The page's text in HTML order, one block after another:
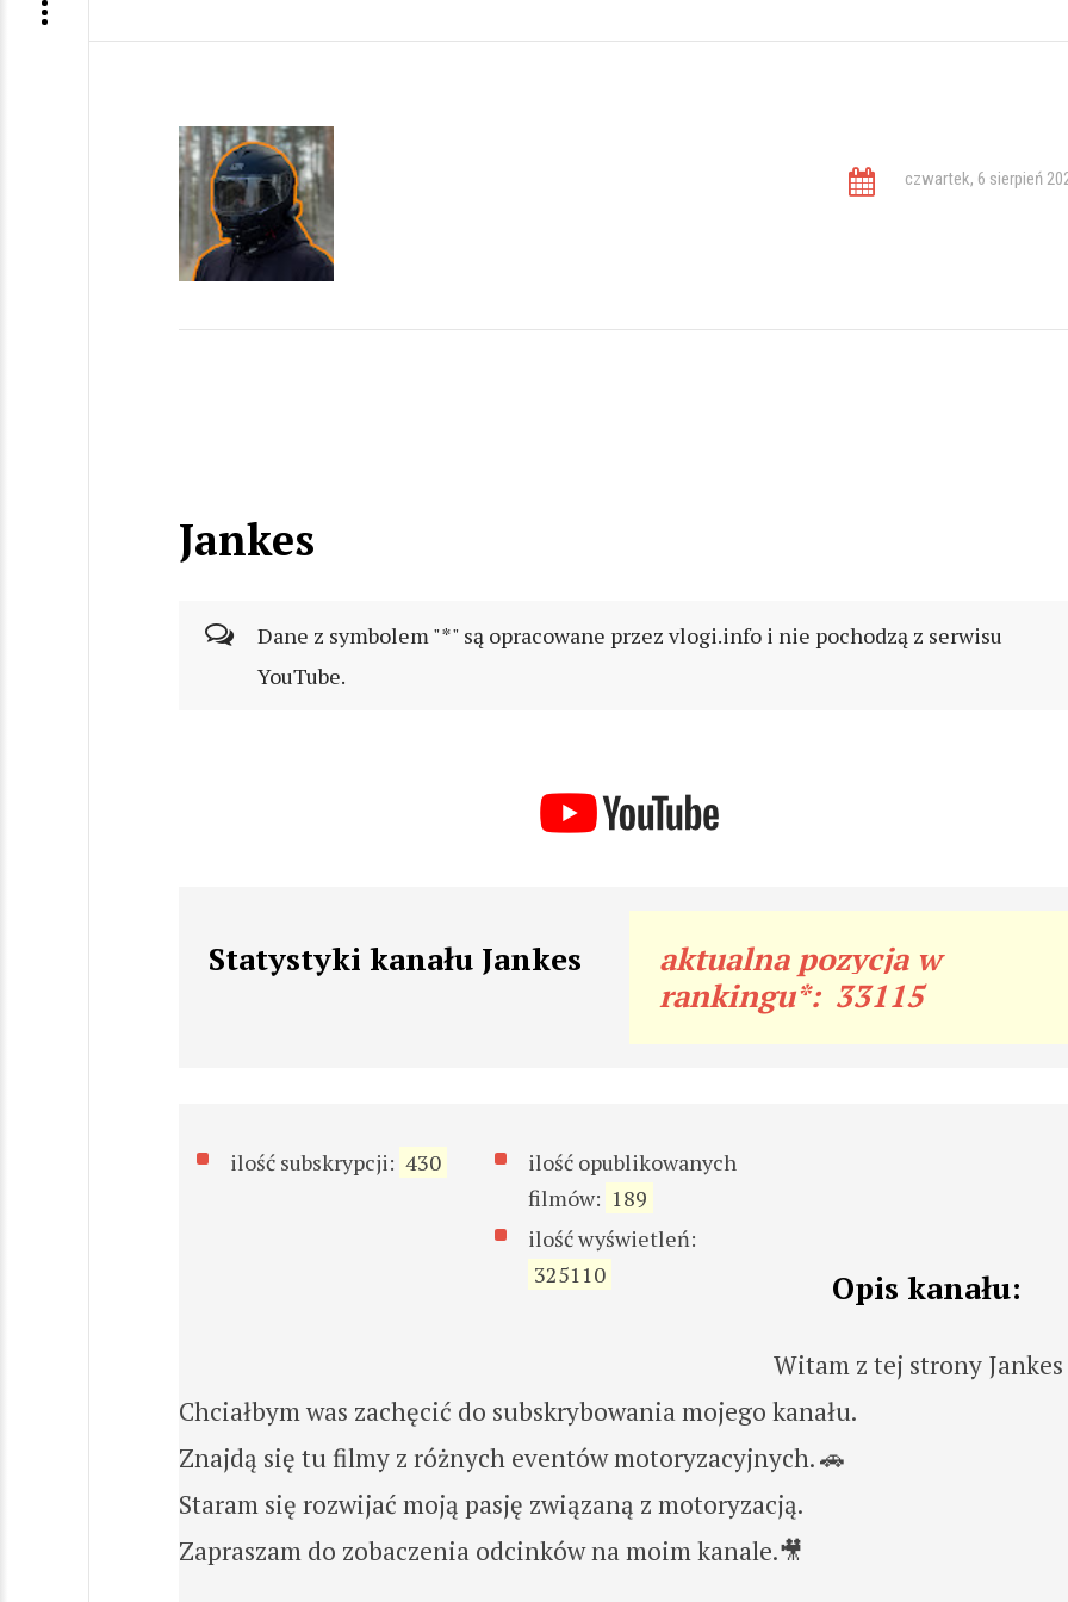
czwartek, 6 sierpień
Jankes
Dane z symbolem "*" są opracowane przez vlogi.info i nie pochodzą z serwisu
YouTube.
Statystyki kanału Jankes
aktualna pozycja w
rankingu*: 33115
ilość subskrypcji: 430
ilość opublikowanych
filmów: 189
ilość wyświetleń:
325110
Opis kanału:
Witam z tej strony Jankes
Chciałbym was zachęcić do subskrybowania mojego kanału.
Znajdą się tu filmy z różnych eventów motoryzacyjnych. 🚗
Staram się rozwijać moją pasję związaną z motoryzacją.
Zapraszam do zobaczenia odcinków na moim kanale.🎥